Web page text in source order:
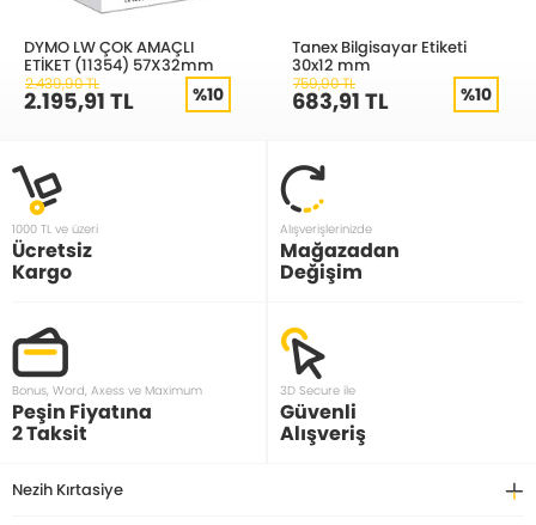
DYMO LW ÇOK AMAÇLI
ETİKET (11354) 57X32mm
2.439,90 TL
2.195,91 TL %10
Tanex Bilgisayar Etiketi
30x12 mm
759,90 TL
683,91 TL %10
1000 TL ve üzeri
Ücretsiz
Kargo
Alışverişlerinizde
Mağazadan
Değişim
Bonus, Word, Axess ve Maximum
Peşin Fiyatına
2 Taksit
3D Secure ile
Güvenli
Alışveriş
Nezih Kırtasiye